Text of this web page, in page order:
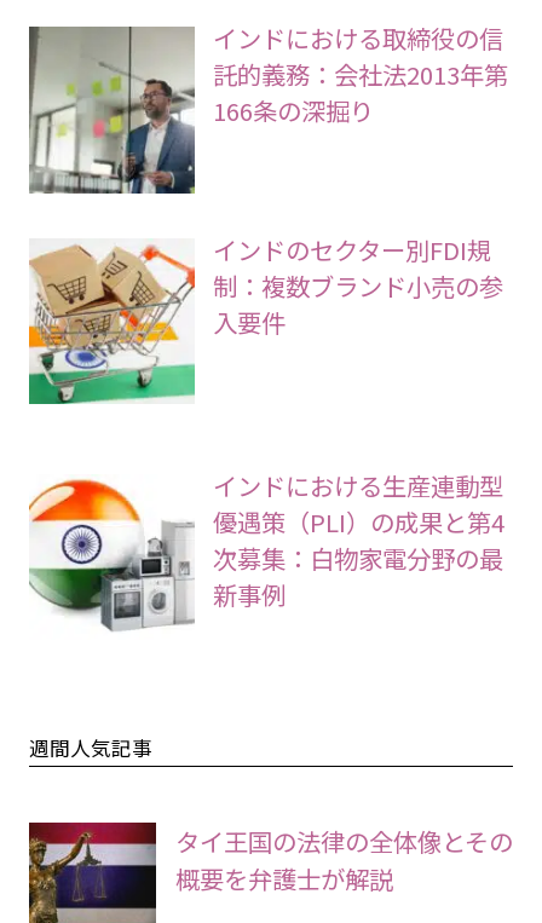
インドにおける取締役の信
託的義務：会社法2013年第
166条の深掘り
インドのセクター別FDI規
制：複数ブランド小売の参
入要件
インドにおける生産連動型
優遇策（PLI）の成果と第4
次募集：白物家電分野の最
新事例
週間人気記事
タイ王国の法律の全体像とその
概要を弁護士が解説